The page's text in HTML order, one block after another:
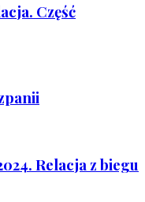
Część
Relacja z biegu